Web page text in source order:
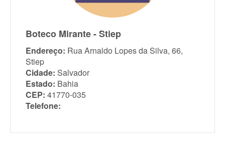
Boteco Mirante - Stiep
Endereço: Rua Arnaldo Lopes da Silva, 66,
Stiep
Cidade: Salvador
Estado: Bahia
CEP: 41770-035
Telefone: